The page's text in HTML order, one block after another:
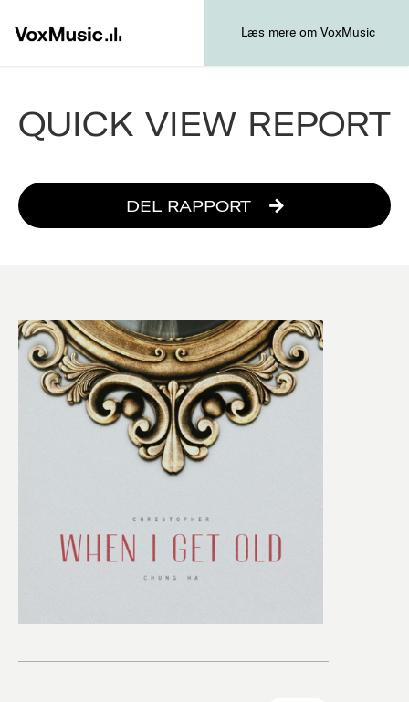
Læs mere om VoxMusic
QUICK VIEW REPORT
DEL RAPPORT